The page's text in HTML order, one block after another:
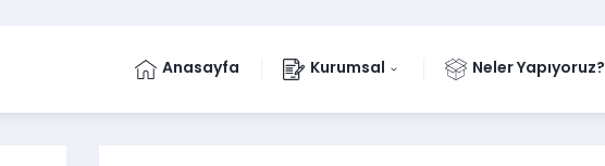
Anasayfa Kurumsal Neler Yapıyoruz?